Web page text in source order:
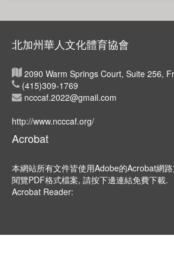
2090 Warm Springs Court, Suite 256,